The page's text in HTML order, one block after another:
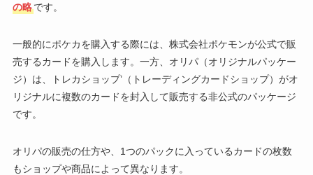
の略です。
一般的にポケカを購入する際には、株式会社ポケモンが公式で販
売するカードを購入します。一方、オリパ（オリジナルパッケー
ジ）は、トレカショップ’（トレーディングカードショップ）がオ
リジナルに複数のカードを封入して販売する非公式のパッケージ
です。
オリパの販売の仕方や、1つのパックに入っているカードの枚数
もショップや商品によって異なります。